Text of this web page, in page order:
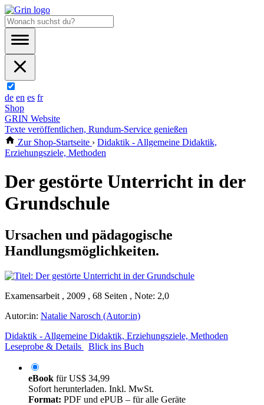
de en es fr
Shop
GRIN Website
Texte veröffentlichen, Rundum-Service genießen
Zur Shop-Startseite › Didaktik - Allgemeine Didaktik,
Erziehungsziele, Methoden
Der gestörte Unterricht in der
Grundschule
Ursachen und pädagogische
Handlungsmöglichkeiten.
Examensarbeit , 2009 , 68 Seiten , Note: 2,0
Autor:in: Natalie Narosch (Autor:in)
Didaktik - Allgemeine Didaktik, Erziehungsziele, Methoden
Leseprobe & Details
Blick ins Buch
eBook fürUS$ 34,99
Sofort herunterladen. Inkl. MwSt.
Format: PDF und ePUB – für alle Geräte